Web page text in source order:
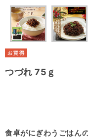
つづれ 75ｇ
食卓がにぎわうごはんの